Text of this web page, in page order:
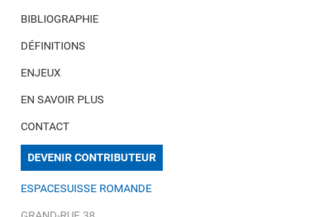
BIBLIOGRAPHIE
DÉFINITIONS
ENJEUX
EN SAVOIR PLUS
CONTACT
DEVENIR CONTRIBUTEUR
ESPACESUISSE ROMANDE